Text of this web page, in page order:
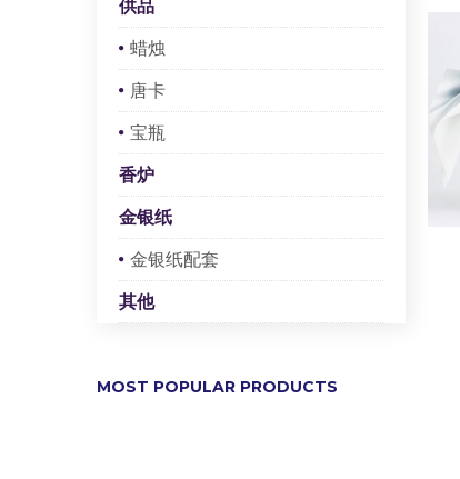
供品
蜡烛
唐卡
宝瓶
香炉
金银纸
金银纸配套
其他
MOST POPULAR PRODUCTS